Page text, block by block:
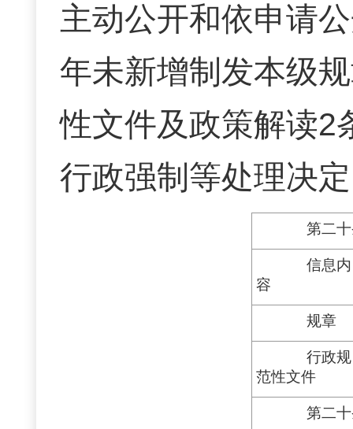
主动公开和依申请
年未新增制发本级
性文件及政策解读2
行政强制等处理决
第二
信息内
容
规章
行政规
范性文件
第二